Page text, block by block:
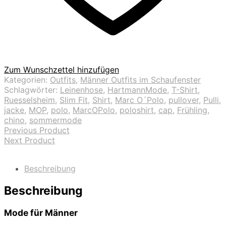
Zum Wunschzettel hinzufügen
Kategorien: Outfits, Männer Outfits im Schaufenster
Schlagwörter: Leinenhose, HartmannMode, T-Shirt,
Ruesselsheim, Slim Fit, Shirt, Marc O´Polo, pullover, Pulli,
jacke, MOP, polo, MarcOPolo, poloshirt, cap, Frühling,
chino, sommermode
Previous Product
Next Product
Beschreibung
Beschreibung
Mode für Männer